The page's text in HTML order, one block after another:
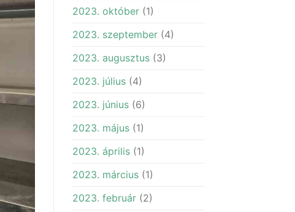
2023. október(1)
2023. szeptember(4)
2023. augusztus(3)
2023. július(4)
2023. június(6)
2023. május(1)
2023. április(1)
2023. március(1)
2023. február(2)